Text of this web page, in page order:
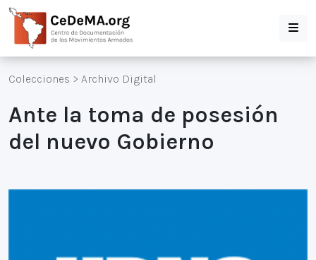
Colecciones > Archivo Digital
Ante la toma de posesión
del nuevo Gobierno